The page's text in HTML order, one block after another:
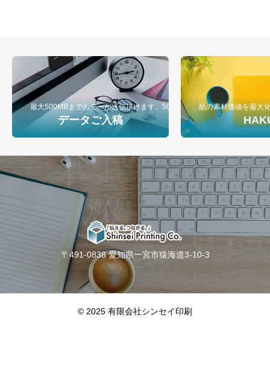
最大500MBまでのデーが送信頂けます。500MB以上のデータ入稿は弊
データご入稿
紙の素材価値を最大
〒491-0838 愛知県一宮市猿海道3-10-3
© 2025 有限会社シンセイ印刷